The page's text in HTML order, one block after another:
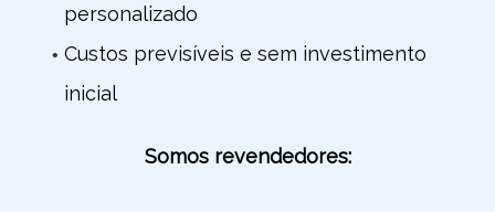
personalizado
Custos previsíveis e sem investimento
inicial
Somos revendedores: